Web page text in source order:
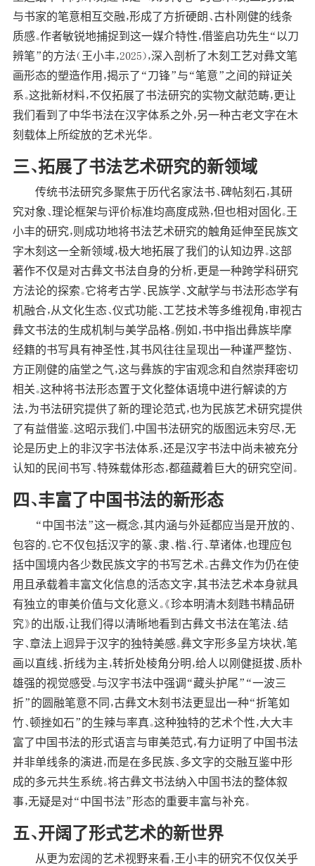
与书家的笔意相互交融，形成了方折硬朗、古朴刚健的线条
质感。作者敏锐地捕捉到这一媒介特性，借鉴启功先生“以刀
辨笔”的方法（王小丰，2025），深入剖析了木刻工艺对彝文笔
画形态的塑造作用，揭示了“刀锋”与“笔意”之间的辩证关
系。这批新材料，不仅拓展了书法研究的实物文献范畴，更让
我们看到了中华书法在汉字体系之外，另一种古老文字在木
刻载体上所绽放的艺术光华。
三、拓展了书法艺术研究的新领域
传统书法研究多聚焦于历代名家法书、碑帖刻石，其研
究对象、理论框架与评价标准均高度成熟，但也相对固化。王
小丰的研究，则成功地将书法艺术研究的触角延伸至民族文
字木刻这一全新领域，极大地拓展了我们的认知边界。这部
著作不仅是对古彝文书法自身的分析，更是一种跨学科研究
方法论的探索。它将考古学、民族学、文献学与书法形态学有
机融合，从文化生态、仪式功能、工艺技术等多维视角，审视古
彝文书法的生成机制与美学品格。例如，书中指出彝族毕摩
经籍的书写具有神圣性，其书风往往呈现出一种谨严整饬、
方正刚健的庙堂之气，这与彝族的宇宙观念和自然崇拜密切
相关。这种将书法形态置于文化整体语境中进行解读的方
法，为书法研究提供了新的理论范式，也为民族艺术研究提供
了有益借鉴。这昭示我们，中国书法研究的版图远未穷尽，无
论是历史上的非汉字书法体系，还是汉字书法中尚未被充分
认知的民间书写、特殊载体形态，都蕴藏着巨大的研究空间。
四、丰富了中国书法的新形态
“中国书法”这一概念，其内涵与外延都应当是开放的、
包容的。它不仅包括汉字的篆、隶、楷、行、草诸体，也理应包
括中国境内各少数民族文字的书写艺术。古彝文作为仍在使
用且承载着丰富文化信息的活态文字，其书法艺术本身就具
有独立的审美价值与文化意义。《珍本明清木刻韪书精品研
究》的出版，让我们得以清晰地看到古彝文书法在笔法、结
字、章法上迥异于汉字的独特美感。彝文字形多呈方块状，笔
画以直线、折线为主，转折处棱角分明，给人以刚健挺拔、质朴
雄强的视觉感受。与汉字书法中强调“藏头护尾”“一波三
折”的圆融笔意不同，古彝文木刻书法更显出一种“折笔如
竹、顿挫如石”的生辣与率真。这种独特的艺术个性，大大丰
富了中国书法的形式语言与审美范式，有力证明了中国书法
并非单线条的演进，而是在多民族、多文字的交融互鉴中形
成的多元共生系统。将古彝文书法纳入中国书法的整体叙
事，无疑是对“中国书法”形态的重要丰富与补充。
五、开阔了形式艺术的新世界
从更为宏阔的艺术视野来看，王小丰的研究不仅仅关乎